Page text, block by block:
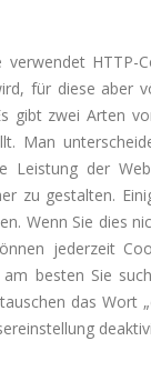
verwendet HTTP-
für diese aber
gibt zwei Arten
Man
Leistung der
zu gestalten.
Wenn Sie dies
jederzeit
am besten Sie
das Wort